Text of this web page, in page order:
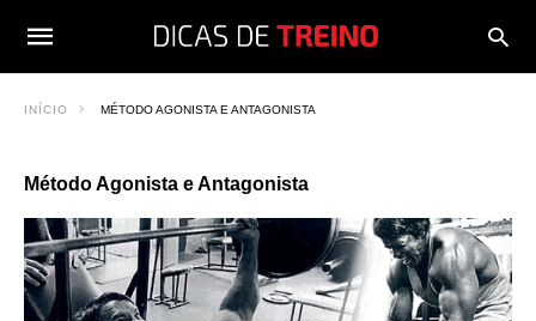
INÍCIO MÉTODO AGONISTA E ANTAGONISTA
Método Agonista e Antagonista